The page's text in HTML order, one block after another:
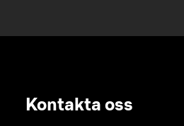
Kontakta oss